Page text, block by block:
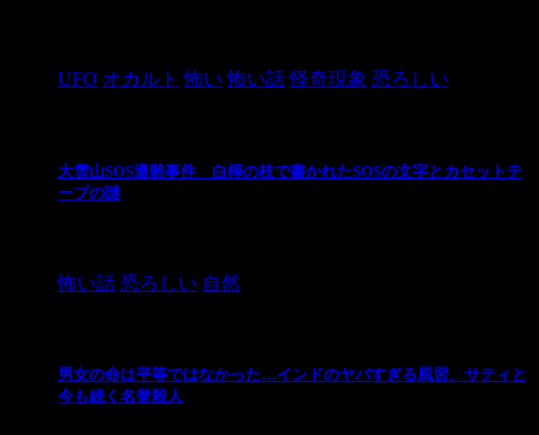
UFO オカルト 怖い 怖い話 怪奇現象 恐ろしい
大雪山SOS遭難事件 白樺の枝で書かれたSOSの文字とカセットテ
ープの謎
怖い話 恐ろしい 自然
男女の命は平等ではなかった…インドのヤバすぎる風習、サティと
今も続く名誉殺人